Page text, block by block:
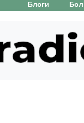
Блоги